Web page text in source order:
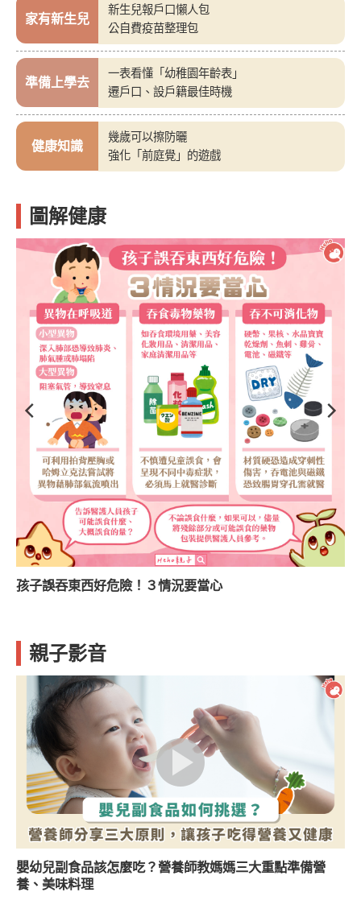
家有新生兒
新生兒報戶口懶人包
公自費疫苗整理包
準備上學去
一表看懂「幼稚園年齡表」
遷戶口、設戶籍最佳時機
健康知識
幾歲可以擦防曬
強化「前庭覺」的遊戲
圖解健康
孩子誤吞東西好危險！３情況要當心
親子影音
嬰幼兒副食品該怎麼吃？營養師教媽媽三大重點準備營
養、美味料理